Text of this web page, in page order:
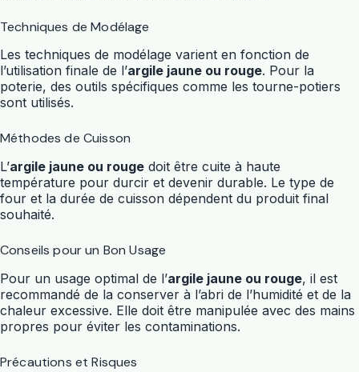
Techniques de Modélage
Les techniques de modélage varient en fonction de
l’utilisation finale de l’argile jaune ou rouge. Pour la
poterie, des outils spécifiques comme les tourne-potiers
sont utilisés.
Méthodes de Cuisson
L’argile jaune ou rouge doit être cuite à haute
température pour durcir et devenir durable. Le type de
four et la durée de cuisson dépendent du produit final
souhaité.
Conseils pour un Bon Usage
Pour un usage optimal de l’argile jaune ou rouge, il est
recommandé de la conserver à l’abri de l’humidité et de la
chaleur excessive. Elle doit être manipulée avec des mains
propres pour éviter les contaminations.
Précautions et Risques